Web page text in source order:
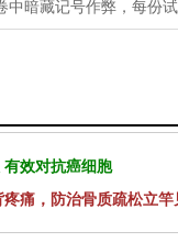
暗藏记号作弊，每份
效对抗癌细胞
痛，防治骨质疏松立竿